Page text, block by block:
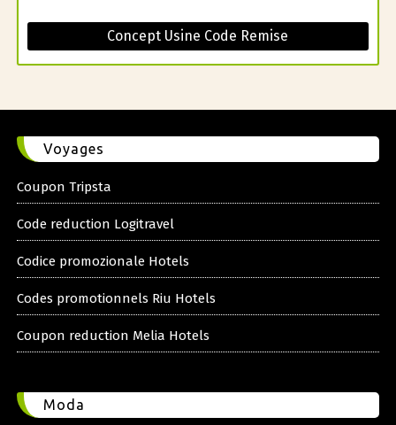
Concept Usine Code Remise
Voyages
Coupon Tripsta
Code reduction Logitravel
Codice promozionale Hotels
Codes promotionnels Riu Hotels
Coupon reduction Melia Hotels
Moda